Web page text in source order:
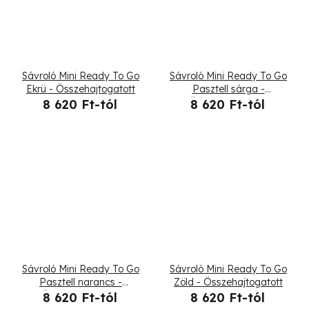
Sávroló Mini Ready To Go
Ekrü - Összehajtogatott
8 620 Ft-tól
Sávroló Mini Ready To Go
Pasztell sárga -
Összehajtogatott
8 620 Ft-tól
Sávroló Mini Ready To Go
Pasztell narancs -
Összehajtogatott
8 620 Ft-tól
Sávroló Mini Ready To Go
Zöld - Összehajtogatott
8 620 Ft-tól